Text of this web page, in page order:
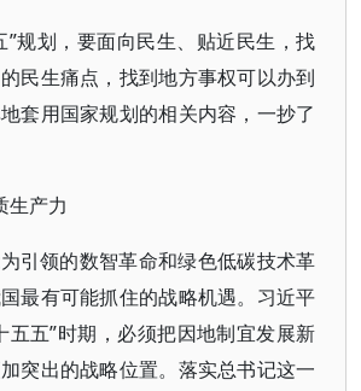
”规划，要面向民生、贴近民生，找
民生痛点，找到地方事权可以办到
套用国家规划的相关内容，一抄了
生产力
引领的数智革命和绿色低碳技术革
最有可能抓住的战略机遇。习近平
五五”时期，必须把因地制宜发展新
突出的战略位置。落实总书记这一